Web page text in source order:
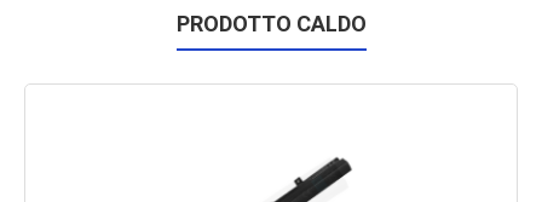
PRODOTTO CALDO